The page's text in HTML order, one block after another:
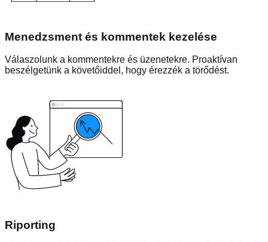
Menedzsment és kommentek kezelése
Válaszolunk a kommentekre és üzenetekre. Proaktívan
beszélgetünk a követőiddel, hogy érezzék a törődést.
Riporting